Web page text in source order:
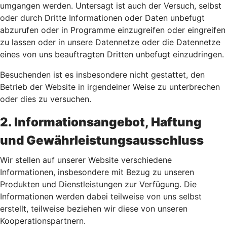
umgangen werden. Untersagt ist auch der Versuch, selbst
oder durch Dritte Informationen oder Daten unbefugt
abzurufen oder in Programme einzugreifen oder eingreifen
zu lassen oder in unsere Datennetze oder die Datennetze
eines von uns beauftragten Dritten unbefugt einzudringen.
Besuchenden ist es insbesondere nicht gestattet, den
Betrieb der Website in irgendeiner Weise zu unterbrechen
oder dies zu versuchen.
2. Informationsangebot, Haftung
und Gewährleistungsausschluss
Wir stellen auf unserer Website verschiedene
Informationen, insbesondere mit Bezug zu unseren
Produkten und Dienstleistungen zur Verfügung. Die
Informationen werden dabei teilweise von uns selbst
erstellt, teilweise beziehen wir diese von unseren
Kooperationspartnern.